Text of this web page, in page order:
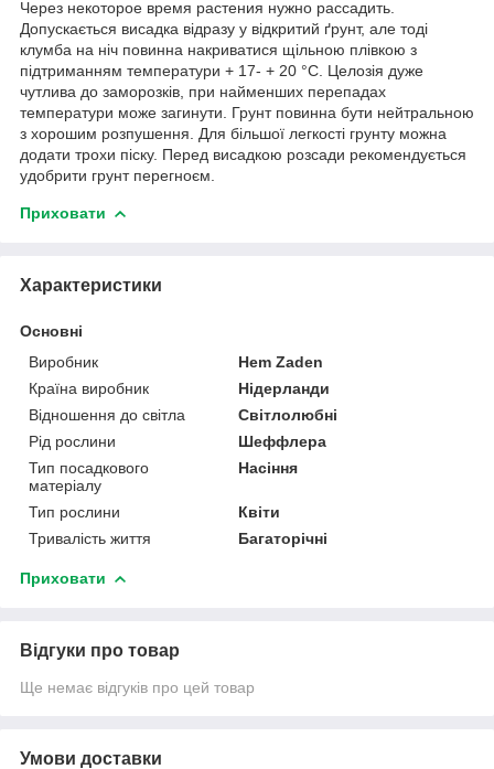
Через некоторое время растения нужно рассадить.
Допускається висадка відразу у відкритий ґрунт, але тоді
клумба на ніч повинна накриватися щільною плівкою з
підтриманням температури + 17- + 20 °C. Целозія дуже
чутлива до заморозків, при найменших перепадах
температури може загинути. Грунт повинна бути нейтральною
з хорошим розпушення. Для більшої легкості грунту можна
додати трохи піску. Перед висадкою розсади рекомендується
удобрити грунт перегноєм.
Приховати
Характеристики
Основні
Виробник
Hem Zaden
Країна виробник
Нідерланди
Відношення до світла
Світлолюбні
Рід рослини
Шеффлера
Тип посадкового
матеріалу
Насіння
Тип рослини
Квіти
Тривалість життя
Багаторічні
Приховати
Відгуки про товар
Ще немає відгуків про цей товар
Умови доставки